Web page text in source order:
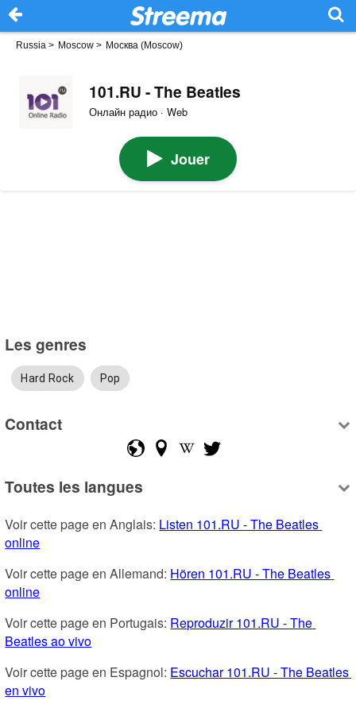
Russia > Moscow > Москва (Moscow)
101.RU - The Beatles
Онлайн радио · Web
Jouer
Les genres
Hard Rock Pop
Contact
Toutes les langues
Voir cette page en Anglais: Listen 101.RU - The Beatles
online
Voir cette page en Allemand: Hören 101.RU - The Beatles
online
Voir cette page en Portugais: Reproduzir 101.RU - The
Beatles ao vivo
Voir cette page en Espagnol: Escuchar 101.RU - The Beatles
en vivo